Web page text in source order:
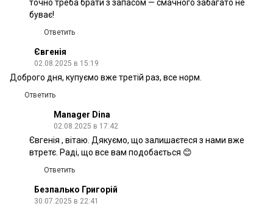
точно треба брати з запасом — смачного забагато не
буває!
Ответить
Євгенія
02.08.2025 в 15:19
Доброго дня, купуємо вже третій раз, все норм.
Ответить
Manager Dina
02.08.2025 в 17:42
Євгенія , вітаю. Дякуємо, що залишаєтеся з нами вже
втретє. Раді, що все вам подобається 😊
Ответить
Безпалько Григорій
30.07.2025 в 22:41